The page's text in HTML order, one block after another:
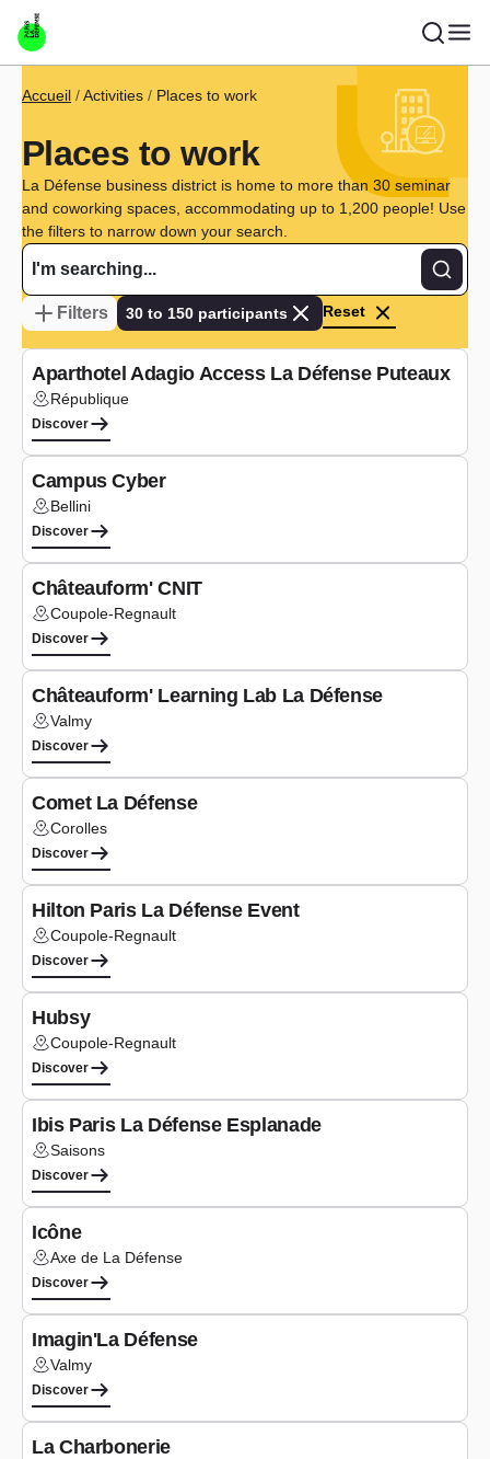
Skip to main content
Breadcrumb
Accueil Activities Places to work
Places to work
La Défense business district is home to more than 30 seminar
and coworking spaces, accommodating up to 1,200 people! Use
the filters to narrow down your search.
Filters 30 to 150 participants Reset
Co-working
Aparthotel Adagio Access La Défense Puteaux
Lieu :République
Discover
Campus Cyber
Lieu :Bellini
Discover
Châteauform' CNIT
Lieu :Coupole-Regnault
Discover
Châteauform' Learning Lab La Défense
Lieu :Valmy
Discover
Comet La Défense
Lieu :Corolles
Discover
Hilton Paris La Défense Event
Lieu :Coupole-Regnault
Discover
Hubsy
Lieu :Coupole-Regnault
Discover
Ibis Paris La Défense Esplanade
Lieu :Saisons
Discover
Icône
Lieu :Axe de La Défense
Discover
Imagin'La Défense
Lieu :Valmy
Discover
La Charbonerie